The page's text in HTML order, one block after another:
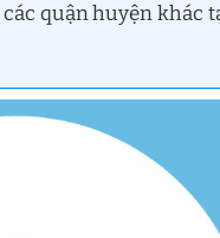
quận huyện khác